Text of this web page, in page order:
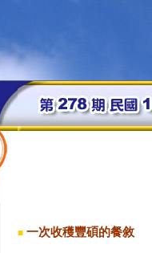
■ 一次收穫豐碩的餐敘